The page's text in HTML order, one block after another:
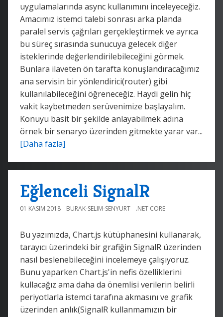
uygulamalarında async kullanımını inceleyeceğiz.
Amacımız istemci talebi sonrası arka planda
paralel servis çağrıları gerçekleştirmek ve ayrıca
bu süreç sırasında sunucuya gelecek diğer
isteklerinde değerlendirilebileceğini görmek.
Bunlara ilaveten ön tarafta konuşlandıracağımız
ana servisin bir yönlendirici(router) gibi
kullanılabileceğini öğreneceğiz. Haydi gelin hiç
vakit kaybetmeden serüvenimize başlayalım.
Konuyu basit bir şekilde anlayabilmek adına
örnek bir senaryo üzerinden gitmekte yarar var...
[Daha fazla]
Eğlenceli SignalR
01 KASIM 2018 BURAK-SELIM-SENYURT .NET CORE
Bu yazımızda, Chart.js kütüphanesini kullanarak,
tarayıcı üzerindeki bir grafiğin SignalR üzerinden
nasıl beslenebileceğini incelemeye çalışıyoruz.
Bunu yaparken Chart.js'in nefis özelliklerini
kullacağız ama daha da önemlisi verilerin belirli
periyotlarla istemci tarafına akmasını ve grafik
üzerinden anlık(SignalR kullanmamızın bir